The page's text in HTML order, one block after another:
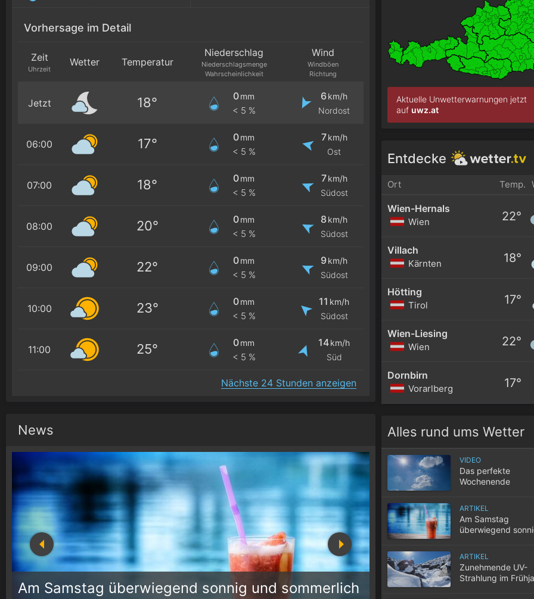
Vorhersage im Detail
Zeit
Uhrzeit
Wetter Temperatur
Niederschlag
Niederschlagsmenge
Wahrscheinlichkeit
Wind
Windböen
Richtung
Jetzt 18° 0mm
< 5 %
6 km/h
Nordost
06:00 17° 0mm
< 5 %
7 km/h
Ost
07:00 18° 0mm
< 5 %
7 km/h
Südost
08:00 20° 0mm
< 5 %
8 km/h
Südost
09:00 22° 0mm
< 5 %
9km/h
Südost
10:00 23° 0mm
< 5 %
11 km/h
Südost
11:00 25° 0mm
< 5 %
14km/h
Süd
Nächste 24 Stunden anzeigen
News
Am Samstag überwiegend sonnig und sommerlich
Aktuelle Unwetterwarnungen jetzt
auf uwz.at
Entdecke
Ort Temp.
Wien-Hernals
Wien 22°
Villach
Kärnten 18°
Hötting
Tirol 17°
Wien-Liesing
Wien 22°
Dornbirn
Vorarlberg 17°
Alles rund ums Wetter
VIDEO
Das perfekte
Wochenende
ARTIKEL
Am Samstag
überwiegend
ARTIKEL
Zunehmende UV-
Strahlung im